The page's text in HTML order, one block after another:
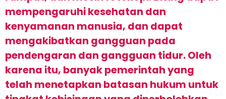
mempengaruhikesehatan dan
kenyamanan manusia, dan dapat
mengakibatkan gangguan pada
pendengaran dan gangguan tidur.Oleh
karena itu, banyakpemerintahyang
telah menetapkan batasan hukum untuk